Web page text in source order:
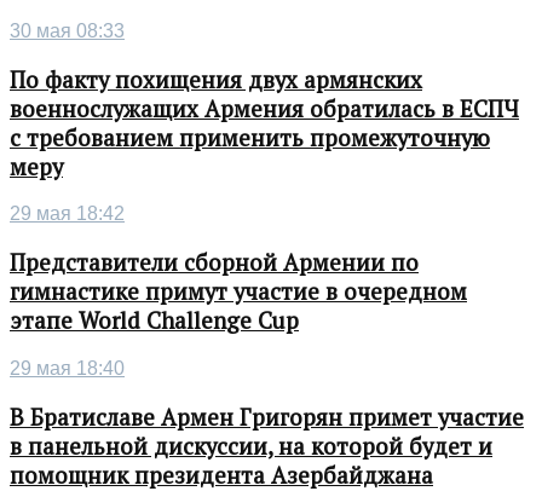
30 мая 08:33
По факту похищения двух армянских
военнослужащих Армения обратилась в ЕСПЧ
с требованием применить промежуточную
меру
29 мая 18:42
Представители сборной Армении по
гимнастике примут участие в очередном
этапе World Challenge Cup
29 мая 18:40
В Братиславе Армен Григорян примет участие
в панельной дискуссии, на которой будет и
помощник президента Азербайджана